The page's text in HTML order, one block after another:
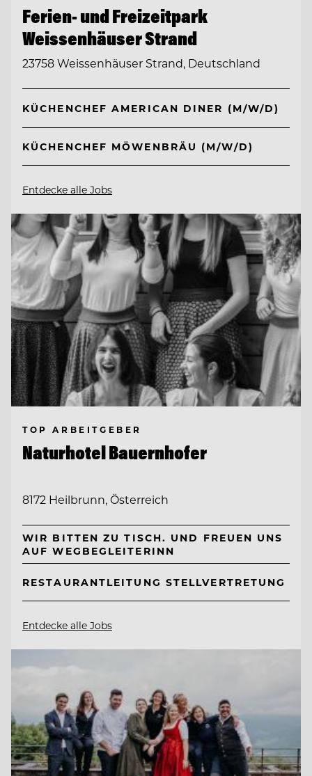
Ferien- und Freizeitpark
Weissenhäuser Strand
23758 Weissenhäuser Strand, Deutschland
KÜCHENCHEF AMERICAN DINER (M/W/D)
KÜCHENCHEF MÖWENBRÄU (M/W/D)
Entdecke alle Jobs
TOP ARBEITGEBER
Naturhotel Bauernhofer
8172 Heilbrunn, Österreich
WIR BITTEN ZU TISCH. UND FREUEN UNS
AUF WEGBEGLEITERINN
RESTAURANTLEITUNG STELLVERTRETUNG
Entdecke alle Jobs